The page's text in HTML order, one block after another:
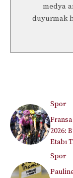
medya
duyurmak
Spor
2026:
Etabı
Spor